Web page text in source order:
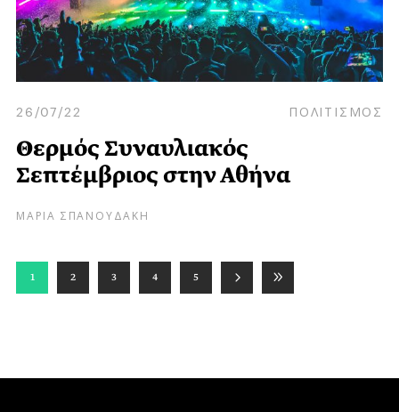
26/07/22 ΠΟΛΙΤΙΣΜΟΣ
Θερμός Συναυλιακός
Σεπτέμβριος στην Αθήνα
ΜΑΡΙΑ ΣΠΑΝΟΥΔΑΚΗ
1 2 3 4 5